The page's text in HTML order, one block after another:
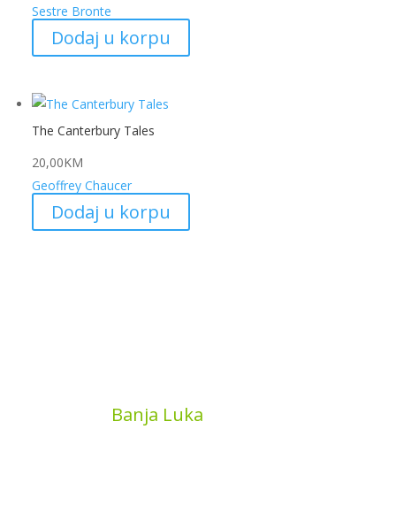
Sestre Bronte
Dodaj u korpu
The Canterbury Tales
20,00KM
Geoffrey Chaucer
Dodaj u korpu
Banja Luka